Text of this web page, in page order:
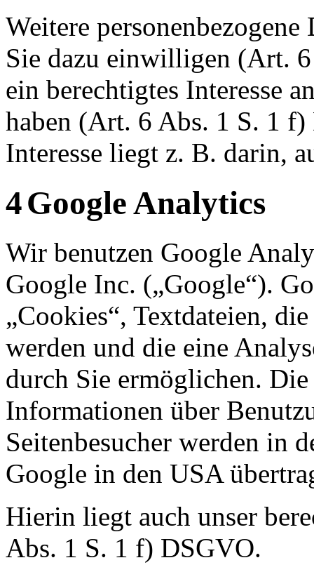
Weitere
Sie dazu einwilligen (Art.
ein berechtigtes Interesse
haben (Art. 6 Abs. 1 S. 1 f)
Interesse liegt z. B. darin,
4Google Analytics
Wir benutzen Google
Google Inc. („Google“).
„Cookies“, Textdateien,
werden und die eine
durch Sie ermöglichen.
Informationen über
Seitenbesucher werden in
Google in den USA
Hierin liegt auch unser
Abs. 1 S. 1 f) DSGVO.